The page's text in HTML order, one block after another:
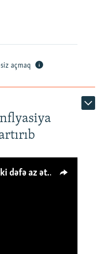
açmaq
Azərbaycanlı avropalıdan iki dəfə az ət yeyir, amma... 'Qiymət artımı qaçılmazdır'